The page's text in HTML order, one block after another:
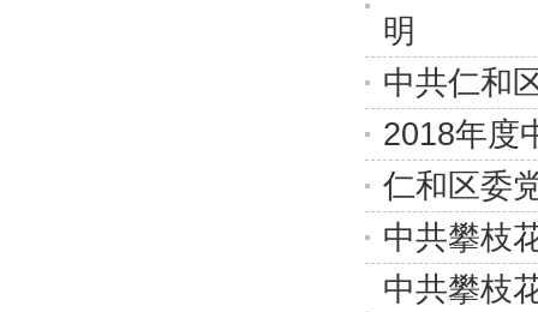
明
中共仁和
2018年度
仁和区委
中共攀枝
中共攀枝